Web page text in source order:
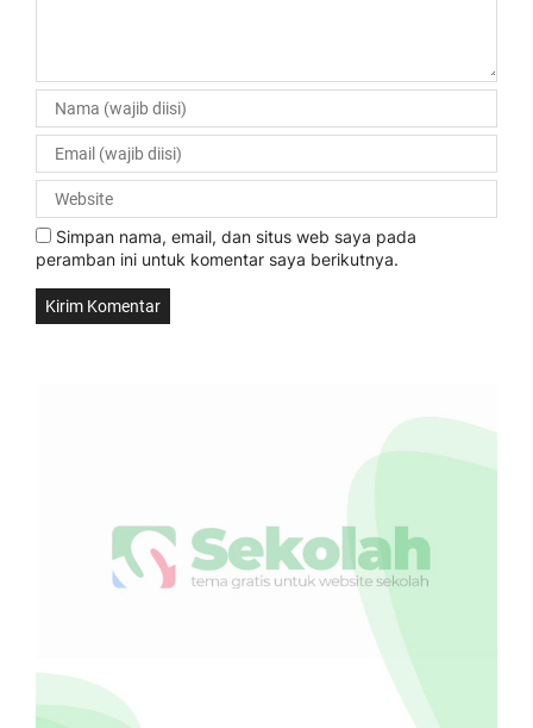
Simpan nama, email, dan situs web saya pada
peramban ini untuk komentar saya berikutnya.